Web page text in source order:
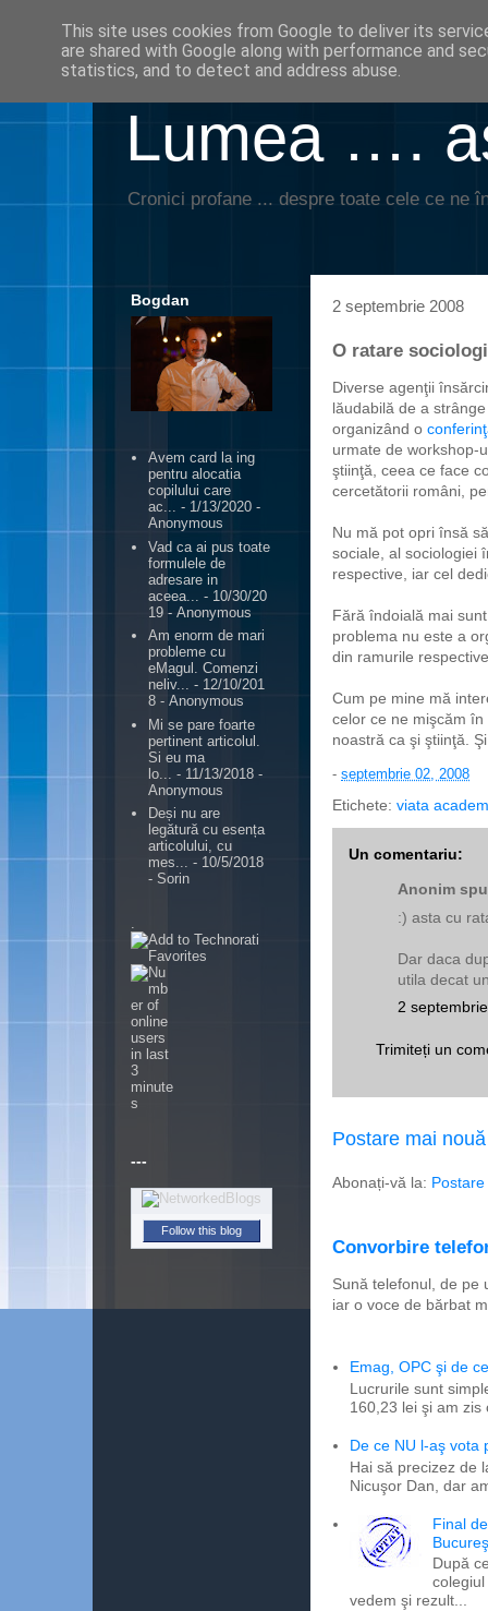
Lumea ….
Cronici profane ... despre toate cele ce ne
2 septembrie 2008
O ratare
Diverse agenţii
lăudabilă de a
organizând o
urmate de workshop-
ştiinţă, ceea ce face
cercetătorii români,
Nu mă pot opri însă
sociale, al sociologiei
respective, iar cel
Fără îndoială mai
problema nu este a
din ramurile
Cum pe mine mă
celor ce ne mişcăm
noastră ca şi ştiinţă.
- septembrie 02, 2008
Etichete: viata
Un comentariu:
Anonim
:) asta cu
Dar daca
utila decat
2
Trimiteți un
Postare mai nouă
Abonați-vă la:
Convorbire
Sună telefonul, de pe
iar o voce de bărbat
Emag, OPC şi de
Lucrurile sunt
160,23 lei şi am
De ce NU l-aş vota
Hai să precizez de
Nicuşor Dan, dar
Final
După
vedem şi rezult...
Bogdan
Avem card la ing
pentru alocatia
copilului care
ac... - 1/13/2020 -
Anonymous
Vad ca ai pus toate
formulele de
adresare in
aceea...
- 10/30/20
19 - Anonymous
Am enorm de mari
probleme cu
eMagul. Comenzi
neliv... - 12/10/201
8 - Anonymous
Mi se pare foarte
pertinent articolul.
Si eu ma
lo...
- 11/13/2018 -
Anonymous
Deși nu are
legătură cu esența
articolului, cu
mes... - 10/5/2018
- Sorin
Follow this blog
This site uses cookies from Google to deliver its
are shared with Google along with performance and
statistics, and to detect and address abuse.